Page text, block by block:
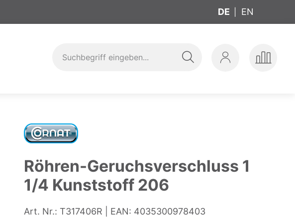
DE EN
Produkte
Mein
Suche
Röhren-Geruchsverschluss 1
1/4 Kunststoff 206
Art. Nr.: T317406R EAN: 4035300978403